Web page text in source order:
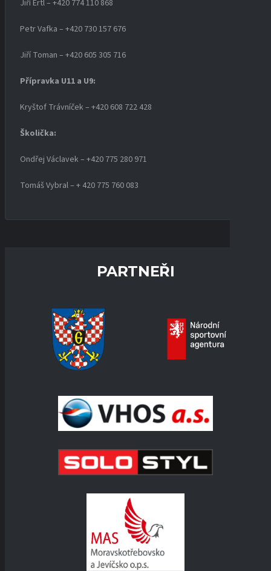
Jiří Ertl – +420 774 110 868
Petr Vafka – +420 730 157 676
Jiří Toman – +420 605 305 716
Přípravka U11 a U9:
Kryštof Trávníček – +420 608 722 428
Školička:
Ondřej Václavek – +420 775 280 971
Tomáš Vybral – + 420 775 760 083
PARTNEŘI